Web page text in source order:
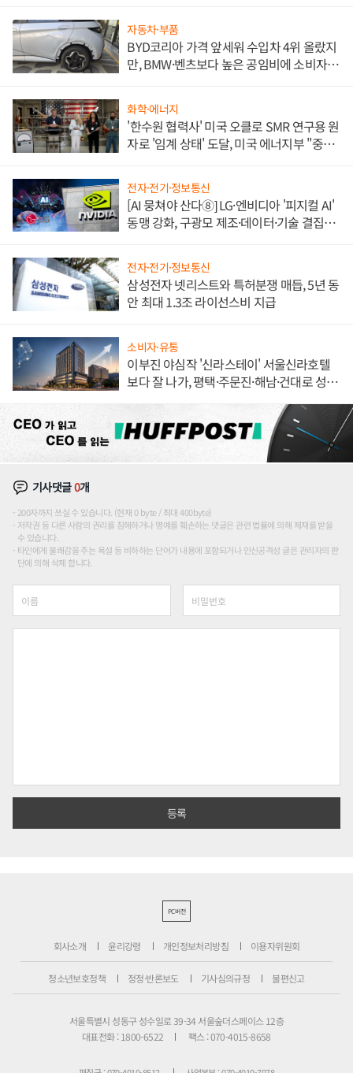
자동차·부품
BYD코리아 가격 앞세워 수입차 4위 올랐지
만, BMW·벤츠보다 높은 공임비에 소비자
화학·에너지
'한수원 협력사' 미국 오클로 SMR 연구용 원
자로 '임계 상태' 도달, 미국 에너지부 "중요
전자·전기·정보통신
[AI 뭉쳐야 산다⑧] LG·엔비디아 '피지컬 AI'
동맹 강화, 구광모 제조·데이터·기술 결집
전자·전기·정보통신
삼성전자 넷리스트와 특허분쟁 매듭, 5년 동
안 최대 1.3조 라이선스비 지급
소비자·유통
이부진 야심작 '신라스테이' 서울신라호텔
보다 잘 나가, 평택·주문진·해남·건대로 성
기사댓글0개
200자까지 쓰실 수 있습니다. (현재 0 byte / 최대 400byte)
저작권 등 다른 사람의 권리를 침해하거나 명예를 훼손하는 댓글은 관련 법률에 의해 제재를 받을
수 있습니다.
타인에게 불쾌감을 주는 욕설 등 비하하는 단어가 내용에 포함되거나 인신공격성 글은 관리자의 판
단에 의해 삭제 합니다.
PC버전
회사소개 윤리강령 개인정보처리방침 이용자위원회
청소년보호정책 정정·반론보도 기사심의규정 불편신고
서울특별시 성동구 성수일로 39-34 서울숲더스페이스 12층
대표전화 : 1800-6522
팩스 : 070-4015-8658